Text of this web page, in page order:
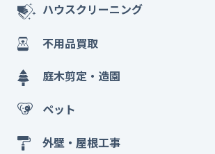
ハウスクリーニング
不用品買取
庭木剪定・造園
ペット
外壁・屋根工事